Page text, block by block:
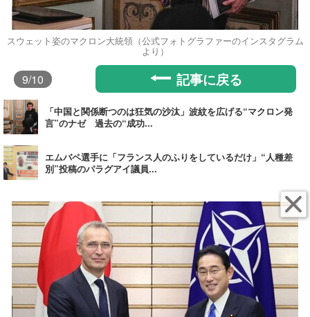
スウェット姿のマクロン大統領（公式フォトグラファーのインスタグラム
より）
9/10 記事に戻る
「中国と関係断つのは狂気の沙汰」波紋を広げる“マクロン発
言”のナゼ 過去の“成功...
エムバペ選手に「フランス人のふりをしているだけ」“人種差
別”投稿のパラグアイ議員...